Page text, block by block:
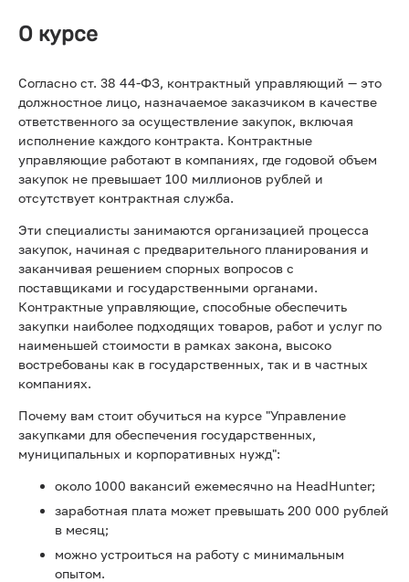
О курсе
Согласно ст. 38 44-ФЗ, контрактный управляющий — это
должностное лицо, назначаемое заказчиком в качестве
ответственного за осуществление закупок, включая
исполнение каждого контракта. Контрактные
управляющие работают в компаниях, где годовой объем
закупок не превышает 100 миллионов рублей и
отсутствует контрактная служба.
Эти специалисты занимаются организацией процесса
закупок, начиная с предварительного планирования и
заканчивая решением спорных вопросов с
поставщиками и государственными органами.
Контрактные управляющие, способные обеспечить
закупки наиболее подходящих товаров, работ и услуг по
наименьшей стоимости в рамках закона, высоко
востребованы как в государственных, так и в частных
компаниях.
Почему вам стоит обучиться на курсе "Управление
закупками для обеспечения государственных,
муниципальных и корпоративных нужд":
около 1000 вакансий ежемесячно на HeadHunter;
заработная плата может превышать 200 000 рублей
в месяц;
можно устроиться на работу с минимальным
опытом.